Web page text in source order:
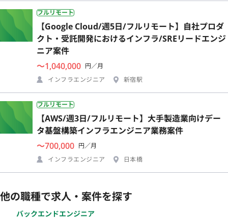
フルリモート
【Google Cloud/週5日/フルリモート】自社プロダ
クト・受託開発におけるインフラ/SREリードエンジ
ニア案件
〜1,040,000 円／月
インフラエンジニア
新宿駅
フルリモート
【AWS/週3日/フルリモート】大手製造業向けデー
タ基盤構築インフラエンジニア業務案件
〜700,000 円／月
インフラエンジニア
日本橋
他の職種で求人・案件を探す
バックエンドエンジニア